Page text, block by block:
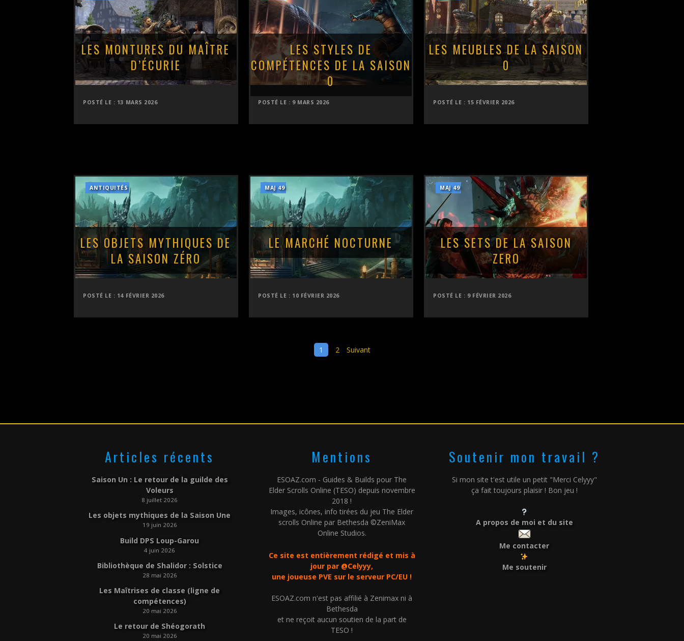
LES MONTURES DU MAÎTRE
D’ÉCURIE
POSTÉ LE : 13 MARS 2026
LES STYLES DE
COMPÉTENCES DE LA SAISON
0
POSTÉ LE : 9 MARS 2026
LES MEUBLES DE LA SAISON
0
POSTÉ LE : 15 FÉVRIER 2026
ANTIQUITÉS
LES OBJETS MYTHIQUES DE
LA SAISON ZÉRO
POSTÉ LE : 14 FÉVRIER 2026
MAJ 49
LE MARCHÉ NOCTURNE
POSTÉ LE : 10 FÉVRIER 2026
MAJ 49
LES SETS DE LA SAISON
ZERO
POSTÉ LE : 9 FÉVRIER 2026
1 2 Suivant
Articles récents
Saison Un : Le retour de la guilde des
Voleurs
8 juillet 2026
Les objets mythiques de la Saison Une
19 juin 2026
Build DPS Loup-Garou
4 juin 2026
Bibliothèque de Shalidor : Solstice
28 mai 2026
Les Maîtrises de classe (ligne de
compétences)
20 mai 2026
Le retour de Shéogorath
20 mai 2026
Mentions
ESOAZ.com - Guides & Builds pour The
Elder Scrolls Online (TESO) depuis novembre
2018 !
Images, icônes, info tirées du jeu The Elder
scrolls Online par Bethesda ©ZeniMax
Online Studios.
Ce site est entièrement rédigé et mis à
jour par @Celyyy,
une joueuse PVE sur le serveur PC/EU !
ESOAZ.com n'est pas affilié à Zenimax ni à
Bethesda
et ne reçoit aucun soutien de la part de
TESO !
Soutenir mon travail ?
Si mon site t'est utile un petit "Merci Celyyy"
ça fait toujours plaisir ! Bon jeu !
A propos de moi et du site
Me contacter
Me soutenir